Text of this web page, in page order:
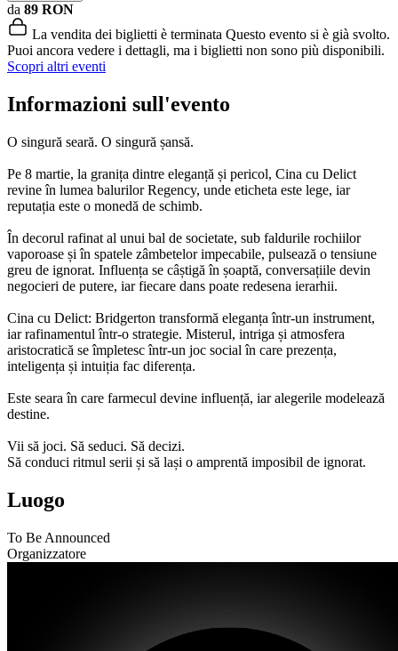
da 89 RON
La vendita dei biglietti è terminata Questo evento si è già svolto.
Puoi ancora vedere i dettagli, ma i biglietti non sono più disponibili.
Scopri altri eventi
Informazioni sull'evento
O singură seară. O singură șansă.
Pe 8 martie, la granița dintre eleganță și pericol, Cina cu Delict
revine în lumea balurilor Regency, unde eticheta este lege, iar
reputația este o monedă de schimb.
În decorul rafinat al unui bal de societate, sub faldurile rochiilor
vaporoase și în spatele zâmbetelor impecabile, pulsează o tensiune
greu de ignorat. Influența se câștigă în șoaptă, conversațiile devin
negocieri de putere, iar fiecare dans poate redesena ierarhii.
Cina cu Delict: Bridgerton transformă eleganța într-un instrument,
iar rafinamentul într-o strategie. Misterul, intriga și atmosfera
aristocratică se împletesc într-un joc social în care prezența,
inteligența și intuiția fac diferența.
Este seara în care farmecul devine influență, iar alegerile modelează
destine.
Vii să joci. Să seduci. Să decizi.
Să conduci ritmul serii și să lași o amprentă imposibil de ignorat.
Luogo
To Be Announced
Organizzatore